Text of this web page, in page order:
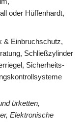
oder Hüffenhardt,
& Einbruchschutz,
Schließzylinder
Sicherheits-
ürketten,
Elektronische